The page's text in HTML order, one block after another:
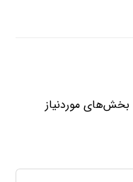
بخش‌های موردنیاز